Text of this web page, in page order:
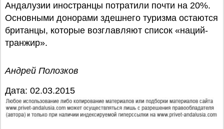
Андалузии иностранцы потратили почти на 20%.
Основными донорами здешнего туризма остаются
британцы, которые возглавляют список «наций-
транжир».
Андрей Полозков
Дата: 02.03.2015